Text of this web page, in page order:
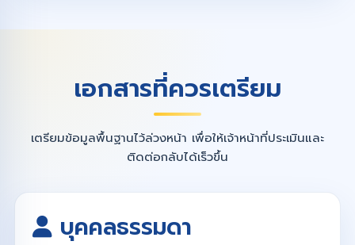
เอกสารที่ควรเตรียม
เตรียมข้อมูลพื้นฐานไว้ล่วงหน้า เพื่อให้เจ้าหน้าที่ประเมินและ
ติดต่อกลับได้เร็วขึ้น
บุคคลธรรมดา